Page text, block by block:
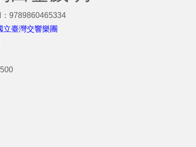
：9789860465334
立臺灣交響樂團